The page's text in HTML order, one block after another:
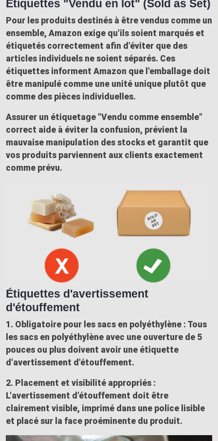
Étiquettes "Vendu en lot" (Sold as Set)
Pour les produits destinés à être vendus comme un
ensemble, Amazon exige qu'ils soient marqués et
étiquetés correctement afin d'éviter que des
articles individuels ne soient séparés. Ces
étiquettes informent Amazon que l'emballage doit
être manipulé comme une unité unique plutôt que
comme des pièces individuelles.
Assurer un étiquetage "Vendu comme ensemble"
correct aide à éviter la confusion, prévient la
mauvaise manipulation des stocks et garantit que
vos produits parviennent aux clients exactement
comme prévu.
Étiquettes d'avertissement
d'étouffement
1. Obligatoire pour les sacs en polyéthylène : Tous
les sacs en polyéthylène avec une ouverture de 5
pouces ou plus doivent avoir une étiquette
d'avertissement d'étouffement.
2. Placement et visibilité appropriés :
L'avertissement d'étouffement doit être
clairement visible, imprimé dans une police lisible
et placé sur la face proéminente du produit.